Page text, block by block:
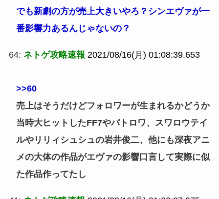
でも新劇の方が売上大きいやろ？シンエヴァが一
番影響力あるんじゃないの？
64: ネトゲ攻略速報 2021/08/16(月) 01:08:39.653
>>60
売上はそうだけどフォロワーが生まれるかどうか
当時大ヒットしたFF7やバトロワ、スワロウテイ
ルやリリィシュシュの岩井俊二、他にも深夜アニ
メの大体の作品がエヴァの影響口言して実際に似
た作品作ってたし